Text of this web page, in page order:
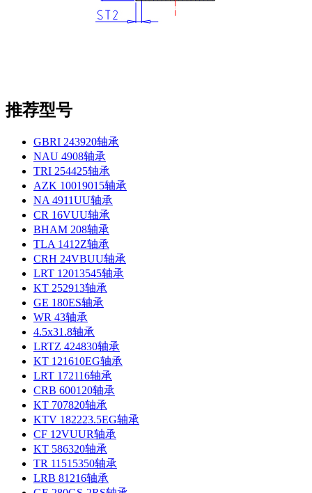
推荐型号
GBRI 243920轴承
NAU 4908轴承
TRI 254425轴承
AZK 10019015轴承
NA 4911UU轴承
CR 16VUU轴承
BHAM 208轴承
TLA 1412Z轴承
CRH 24VBUU轴承
LRT 12013545轴承
KT 252913轴承
GE 180ES轴承
WR 43轴承
4.5x31.8轴承
LRTZ 424830轴承
KT 121610EG轴承
LRT 172116轴承
CRB 600120轴承
KT 707820轴承
KTV 182223.5EG轴承
CF 12VUUR轴承
KT 586320轴承
TR 11515350轴承
LRB 81216轴承